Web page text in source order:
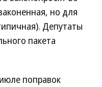
но для
Депутаты
пакета
поправок